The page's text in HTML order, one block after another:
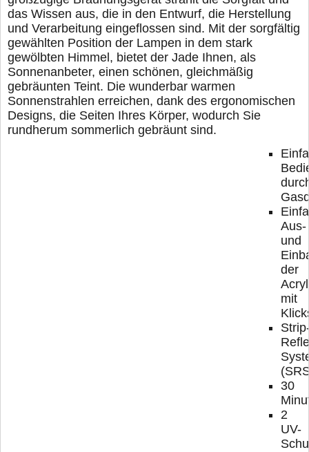
das Wissen aus, die in den Entwurf, die Herstellung
und Verarbeitung eingeflossen sind. Mit der sorgfältig
gewählten Position der Lampen in dem stark
gewölbten Himmel, bietet der Jade Ihnen, als
Sonnenanbeter, einen schönen, gleichmäßig
gebräunten Teint. Die wunderbar warmen
Sonnenstrahlen erreichen, dank des ergonomischen
Designs, die Seiten Ihres Körper, wodurch Sie
rundherum sommerlich gebräunt sind.
Aus-
und
der
mit
30
2
UV-